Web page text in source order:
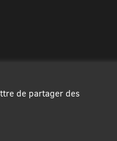
de partager des